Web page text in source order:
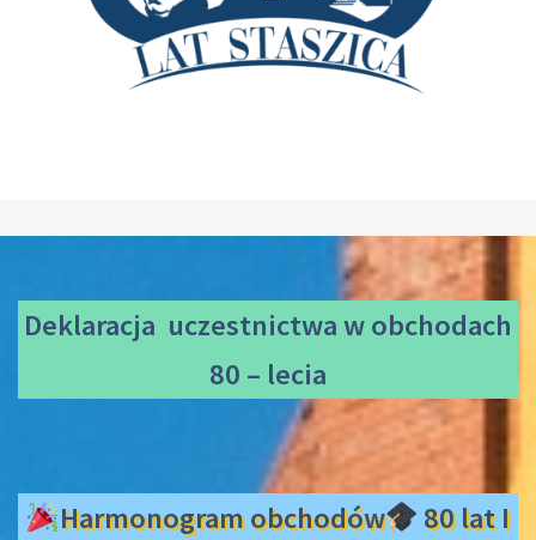
Deklaracja uczestnictwaw obchodach
80 – lecia
Harmonogram obchodów 80 lat I